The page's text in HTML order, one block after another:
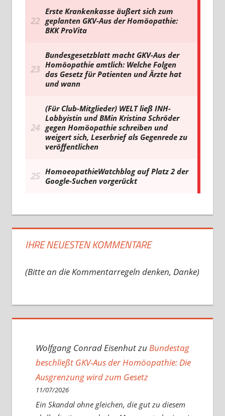
IHRE NEUESTEN KOMMENTARE
(Bitte an die Kommentarregeln denken, Danke)
Wolfgang Conrad EisenhutzuBundestag
beschließt GKV-Aus der Homöopathie: Die
Ausgrenzung wird zum Gesetz
11/07/2026
Ein Skandal ohne gleichen, die gut zu diesem